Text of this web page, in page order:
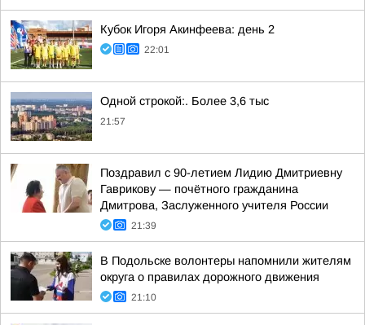
Кубок Игоря Акинфеева: день 2
22:01
Одной строкой:. Более 3,6 тыс
21:57
Поздравил с 90-летием Лидию Дмитриевну
Гаврикову — почётного гражданина
Дмитрова, Заслуженного учителя России
21:39
В Подольске волонтеры напомнили жителям
округа о правилах дорожного движения
21:10